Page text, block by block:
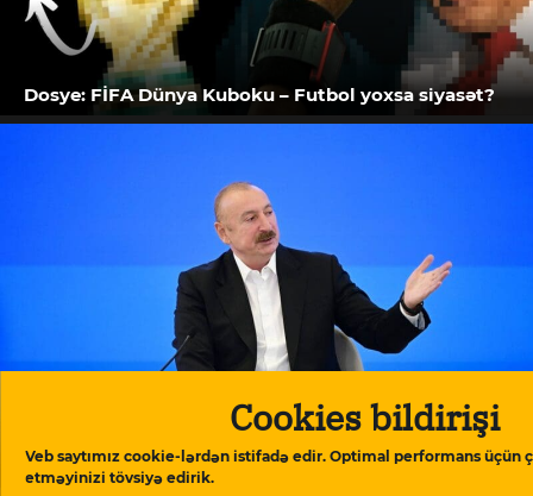
Cookies bildirişi
Veb saytımız cookie-lərdən istifadə edir. Optimal performans üçün
etməyinizi tövsiyə edirik.
Dosye: FİFA Dünya Kuboku – Futbol yoxsa siyasət?
İlham Əliyev: “Azərbaycan tam olaraq Avropa
Şurasından çıxmağı gözdən keçirir”